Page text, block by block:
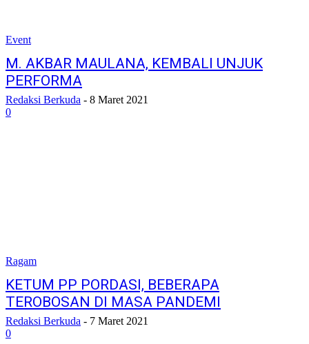
Event
M. AKBAR MAULANA, KEMBALI UNJUK
PERFORMA
Redaksi Berkuda - 8 Maret 2021
0
Ragam
KETUM PP PORDASI, BEBERAPA
TEROBOSAN DI MASA PANDEMI
Redaksi Berkuda - 7 Maret 2021
0